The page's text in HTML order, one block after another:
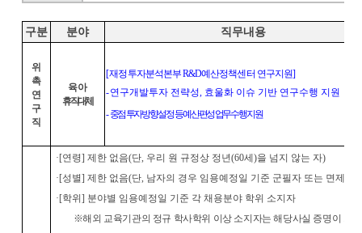
구분 분야 직무내용
위
촉
연
구
직
육아
휴직대체
[재정투자분석본부R&D예산정책센터 연구지원]
-연구개발투자 전략성, 효울화 이슈 기반 연구수행 지원
-중점 투자방향 설정 등 예산편성 업무수행 지원
· [연령] 제한 없음(단, 우리 원 규정상 정년(60세 )을 넘지 않는 자)
· [성별] 제한 없음(단, 남자의 경우 임용예정일 기준 군필자 또는 면제자
· [학위 ] 분야별 임용예정일 기준 각 채용분야 학위 소지자
※해외 교육기관의 정규 학사학위 이상 소지자는 해당사실 증명이 가